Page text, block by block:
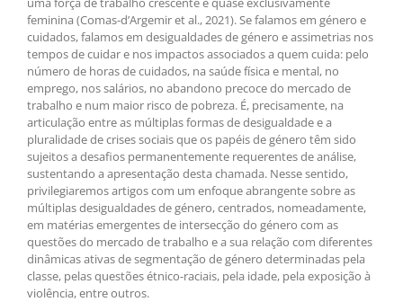
feminina (Comas-d’Argemir et al., 2021). Se falamos em género e
cuidados, falamos em desigualdades de género e assimetrias nos
tempos de cuidar e nos impactos associados a quem cuida: pelo
número de horas de cuidados, na saúde física e mental, no
emprego, nos salários, no abandono precoce do mercado de
trabalho e num maior risco de pobreza. É, precisamente, na
articulação entre as múltiplas formas de desigualdade e a
pluralidade de crises sociais que os papéis de género têm sido
sujeitos a desafios permanentemente requerentes de análise,
sustentando a apresentação desta chamada. Nesse sentido,
privilegiaremos artigos com um enfoque abrangente sobre as
múltiplas desigualdades de género, centrados, nomeadamente,
em matérias emergentes de intersecção do género com as
questões do mercado de trabalho e a sua relação com diferentes
dinâmicas ativas de segmentação de género determinadas pela
classe, pelas questões étnico-raciais, pela idade, pela exposição à
violência, entre outros.